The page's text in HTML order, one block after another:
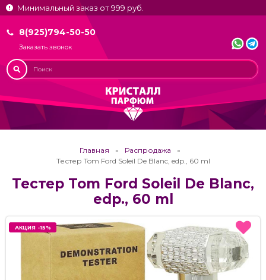
Минимальный заказ от 999 руб.
8(925)794-50-50
Заказать звонок
Главная
Распродажа
Тестер Tom Ford Soleil De Blanc, edp., 60 ml
Тестер Tom Ford Soleil De Blanc,
edp., 60 ml
АКЦИЯ -15%
АКЦИЯ -15%